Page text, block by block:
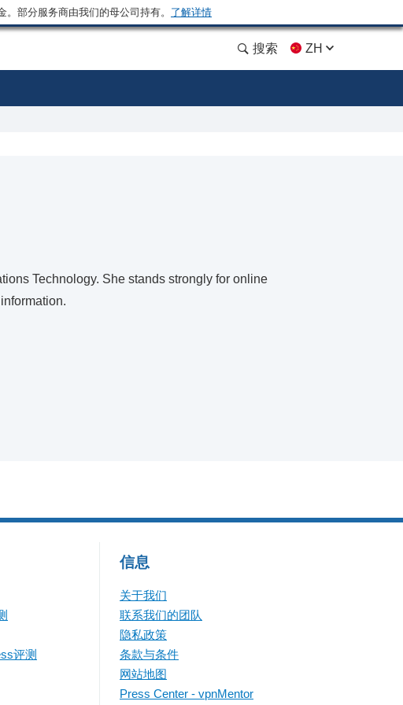
部分服务商由我们的母公司持有。 了解详情
搜索 ZH
Technology. She stands strongly for online
评测
信息
关于我们
联系我们的团队
隐私政策
条款与条件
网站地图
Press Center - vpnMentor